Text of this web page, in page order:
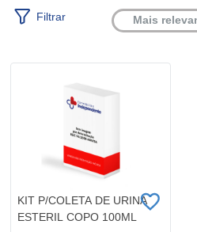
Filtrar
KIT P/COLETA DE URINA
ESTERIL COPO 100ML